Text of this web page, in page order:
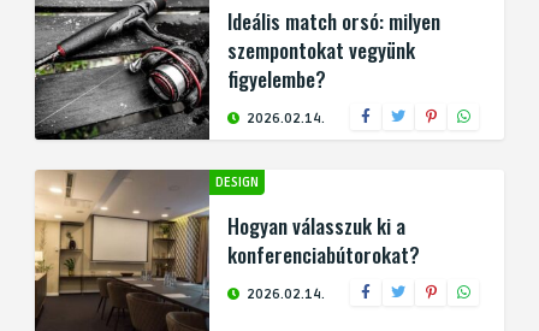
Ideális match orsó: milyen
szempontokat vegyünk
figyelembe?
2026.02.14.
DESIGN
Hogyan válasszuk ki a
konferenciabútorokat?
2026.02.14.